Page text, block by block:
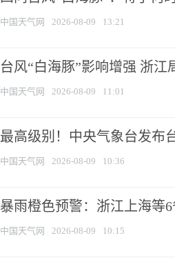
中国天气网 2026-08-09 13:21
台风“白海豚”影响增强 浙
中国天气网 2026-08-09 11:01
最高级别！中央气象台发布
中国天气网 2026-08-09 10:36
暴雨橙色预警：浙江上海等
中国天气网 2026-08-09 10:15